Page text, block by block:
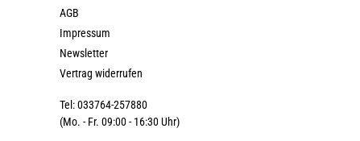
AGB
Impressum
Newsletter
Vertrag widerrufen
Tel: 033764-257880
(Mo. - Fr. 09:00 - 16:30 Uhr)